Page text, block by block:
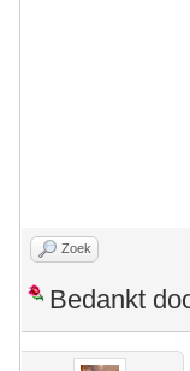
Zoek
Bedankt